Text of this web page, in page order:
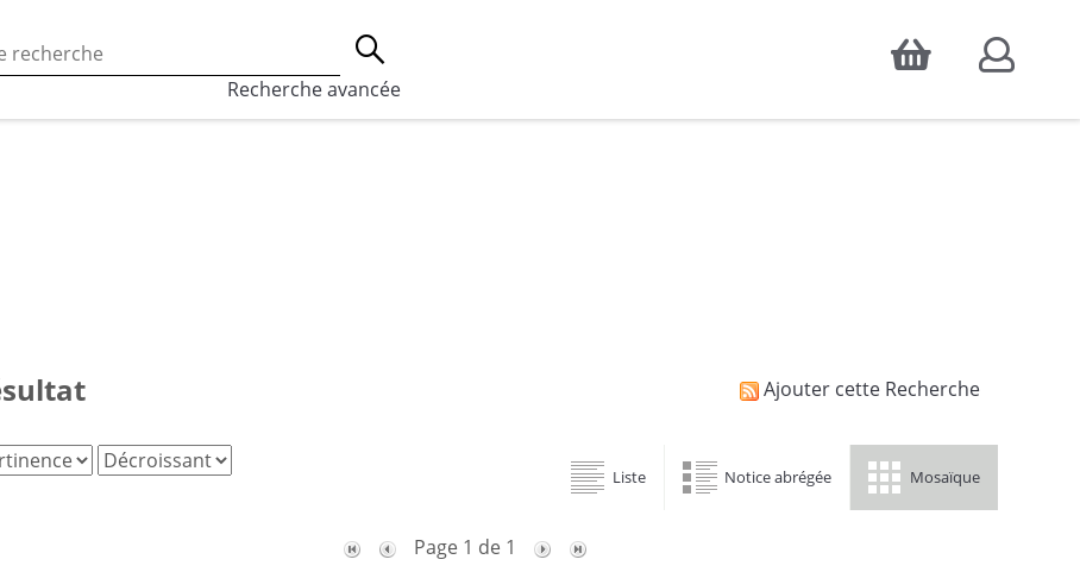
Accepter
l’utilisation des cookies, qui sont utilisés à des fins de statistiques d'audience, ainsi que pour
sociaux.
Recherche avancée
Ajouter cette Recherche
Liste Notice abrégée Mosaïque
Page 1 de 1